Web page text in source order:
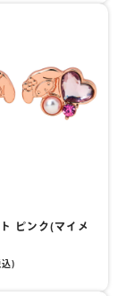
ピンク(マイメ
込)